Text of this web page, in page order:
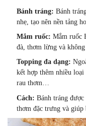
Bánh tráng:Bánh
nhẹ,tạo nên nền tảng
Mắm ruốc:Mắm ruốc
đà,thơm lừng và không
Topping đa dạng:
kết hợp thêm nhiều
rau thơm…
Cách:Bánh tráng
thơm đặc trưng và giúp